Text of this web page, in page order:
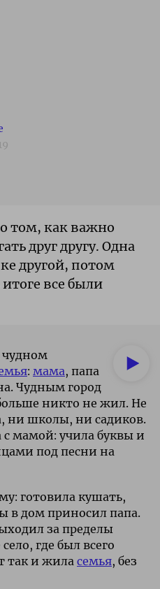
том, как важно
друг другу. Одна
другой, потом
все были
: мама, папа
Чудным город
никто не жил. Не
ни школы, ни садиков.
мамой: учила буквы и
под песни на
готовила кушать,
в дом приносил папа.
за пределы
где был всего
так и жила семья, без